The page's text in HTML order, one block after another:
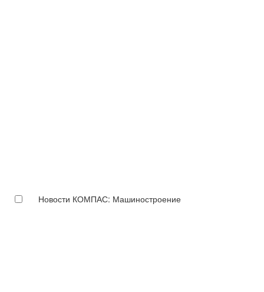
Новости КОМПАС: Машиностроение